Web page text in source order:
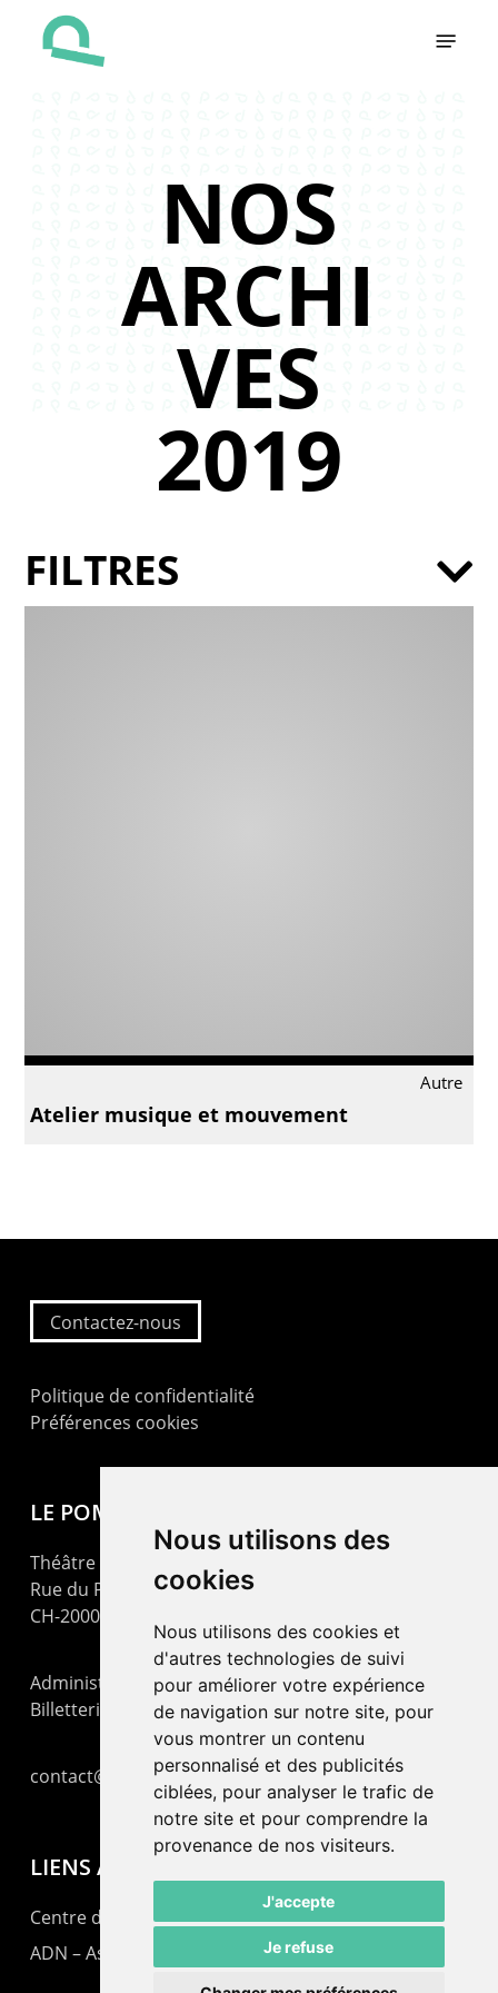
Nous utilisons des
cookies
Nous utilisons des cookies et
d'autres technologies de suivi
pour améliorer votre expérience
de navigation sur notre site, pour
vous montrer un contenu
personnalisé et des publicités
ciblées, pour analyser le trafic de
notre site et pour comprendre la
provenance de nos visiteurs.
J'accepte
Je refuse
NOS
ARCHI
VES
2019
Autre
Atelier musique et mouvement
FILTRES
Contactez-nous
Politique de confidentialité
Préférences cookies
LE POMMIER
Théâtre – Centre Culturel Neuchâtelois
Rue du Pommier 9
CH-2000 Neuchâtel
Administration : +41 32 725 03 03
Billetterie : +41 32 725 05 05
contact@lepommier.ch
LIENS AMIS
Centre de culture ABC
ADN – Association Danse Neuchâtel